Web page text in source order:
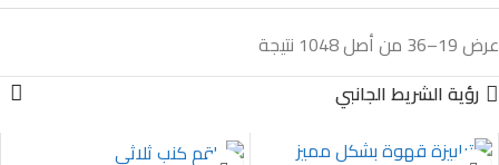
عرض 19–36 من أصل 1048 نتيجة
رؤية الشريط الجانبي